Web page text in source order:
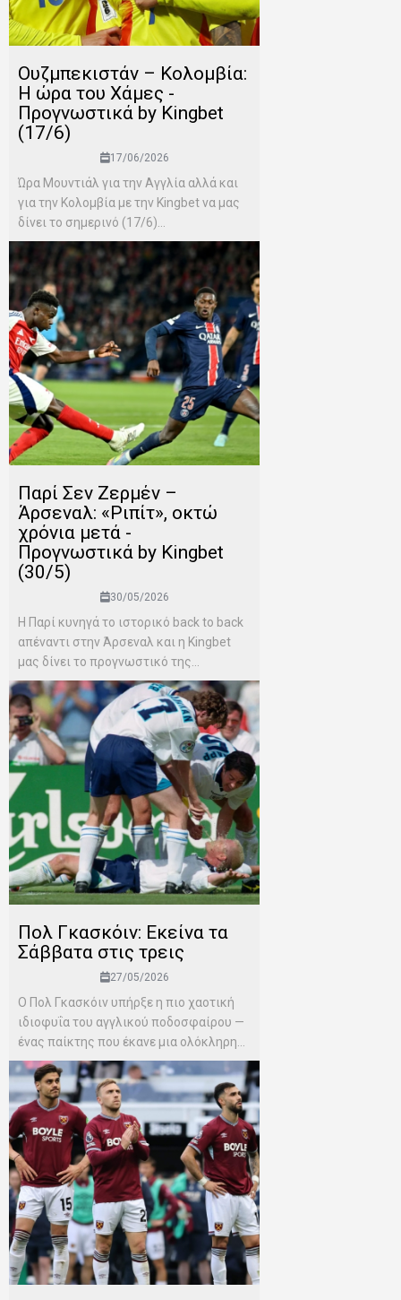
Ουζμπεκιστάν – Κολομβία:
Η ώρα του Χάμες -
Προγνωστικά by Kingbet
(17/6)
17/06/2026
Ώρα Μουντιάλ για την Αγγλία αλλά και
για την Κολομβία με την Kingbet να μας
δίνει το σημερινό (17/6)...
Παρί Σεν Ζερμέν –
Άρσεναλ: «Ριπίτ», οκτώ
χρόνια μετά -
Προγνωστικά by Kingbet
(30/5)
30/05/2026
Η Παρί κυνηγά το ιστορικό back to back
απέναντι στην Άρσεναλ και η Kingbet
μας δίνει το προγνωστικό της...
Πολ Γκασκόιν: Εκείνα τα
Σάββατα στις τρεις
27/05/2026
Ο Πολ Γκασκόιν υπήρξε η πιο χαοτική
ιδιοφυΐα του αγγλικού ποδοσφαίρου —
ένας παίκτης που έκανε μια ολόκληρη...